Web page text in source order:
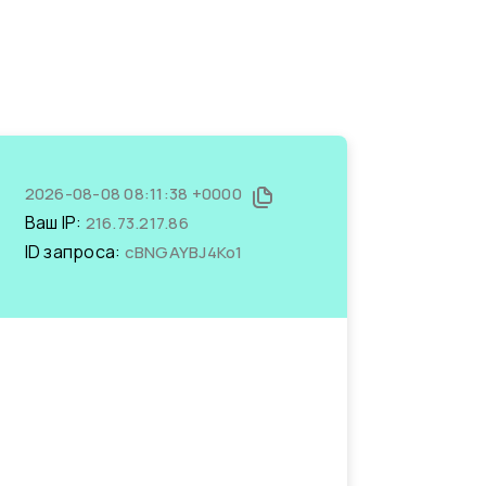
2026-08-08 08:11:38 +0000
Ваш IP: 216.73.217.86
ID запроса: cBNGAYBJ4Ko1